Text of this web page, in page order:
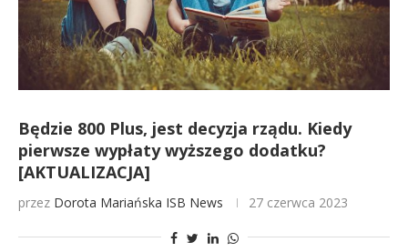
Będzie 800 Plus, jest decyzja rządu. Kiedy
pierwsze wypłaty wyższego dodatku?
[AKTUALIZACJA]
przez Dorota Mariańska ISB News 27 czerwca 2023